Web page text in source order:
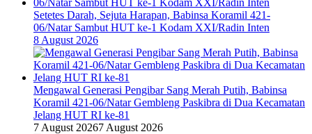
Setetes Darah, Sejuta Harapan, Babinsa Koramil 421-
06/Natar Sambut HUT ke-1 Kodam XXI/Radin Inten
8 August 2026
Mengawal Generasi Pengibar Sang Merah Putih, Babinsa
Koramil 421-06/Natar Gembleng Paskibra di Dua Kecamatan
Jelang HUT RI ke-81
7 August 20267 August 2026